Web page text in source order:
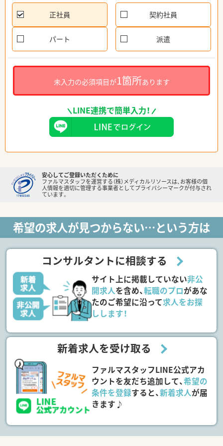
正社員 契約社員
パート 派遣
未入力の必須項目が1箇所あります
LINE連携で簡単入力！
安心してご登録いただくために
ファルマスタッフを運営する（株）メディカルリソースは、お客様の個
人情報を適切に管理する事業者としてプライバシーマークが付与され
ています。
希望の求人が見つからない…という方は
コンサルタントに相談する
サイト上に掲載していない非公
開求人を含め、転職のプロがあな
たのご希望に沿って求人をお探
しします！
新着求人を受け取る
ファルマスタッフLINE公式アカ
ウントを友だち追加して、希望の
条件を登録すると、新着求人が届
きます♪